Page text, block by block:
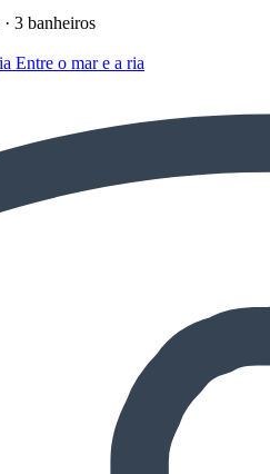
3 banheiros
Entre o mar e a ria